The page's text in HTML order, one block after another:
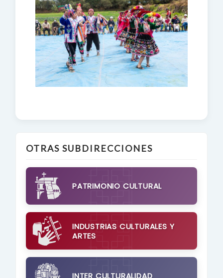
OTRAS SUBDIRECCIONES
PATRIMONIO CULTURAL
INDUSTRIAS CULTURALES Y
ARTES